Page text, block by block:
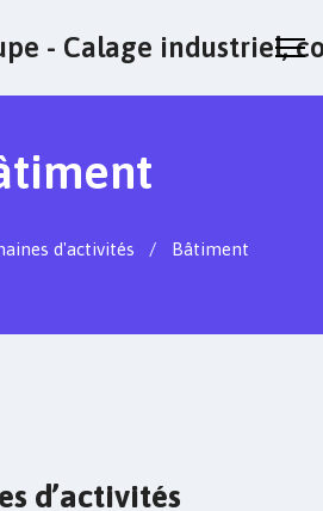
d'activités Bâtiment
d’activités